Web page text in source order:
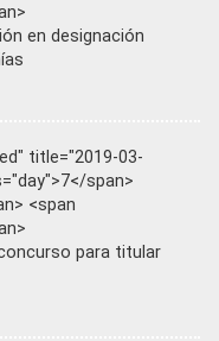
en designación
title="2019-03-
span>
<span
para titular